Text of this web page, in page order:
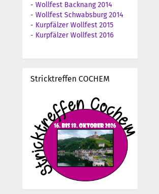
- Wollfest Backnang 2014
- Wollfest Schwabsburg 2014
- Kurpfälzer Wollfest 2015
- Kurpfälzer Wollfest 2016
Stricktreffen COCHEM